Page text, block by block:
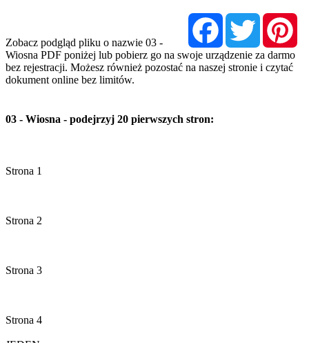
FacebookTwitter
Zobacz podgląd pliku o nazwie 03 -
Wiosna PDF poniżej lub pobierz go na swoje urządzenie za darmo
bez rejestracji. Możesz również pozostać na naszej stronie i czytać
dokument online bez limitów.
03 - Wiosna - podejrzyj 20 pierwszych stron: